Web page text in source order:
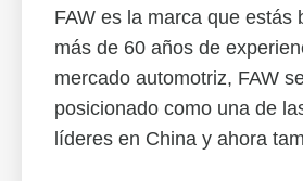
FAW es la marca que estás
más de 60 años de
mercado automotriz, FAW
posicionado como una de
líderes en China y ahora